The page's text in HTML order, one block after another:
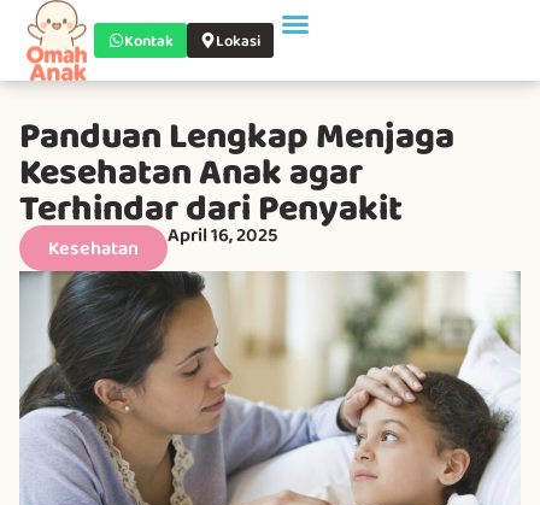
Kontak Lokasi
Panduan Lengkap Menjaga
Kesehatan Anak agar
Terhindar dari Penyakit
Kesehatan April 16, 2025